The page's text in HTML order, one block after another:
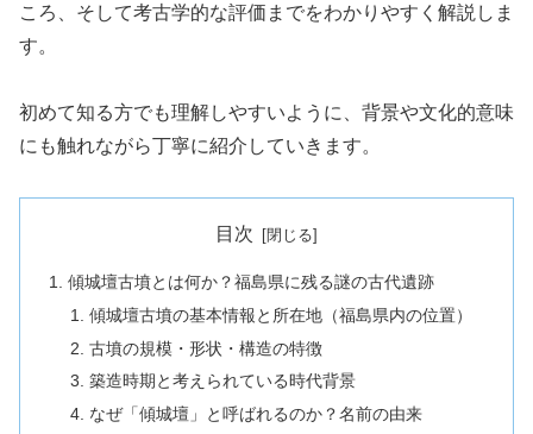
ころ、そして考古学的な評価までをわかりやすく解説しま
す。
初めて知る方でも理解しやすいように、背景や文化的意味
にも触れながら丁寧に紹介していきます。
目次
傾城壇古墳とは何か？福島県に残る謎の古代遺跡
傾城壇古墳の基本情報と所在地（福島県内の位置）
古墳の規模・形状・構造の特徴
築造時期と考えられている時代背景
なぜ「傾城壇」と呼ばれるのか？名前の由来